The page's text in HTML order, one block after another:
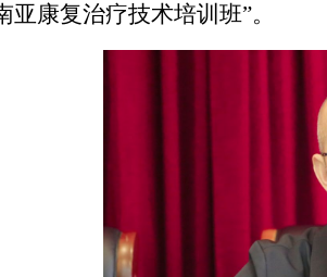
亚康复治疗技术培训班”。